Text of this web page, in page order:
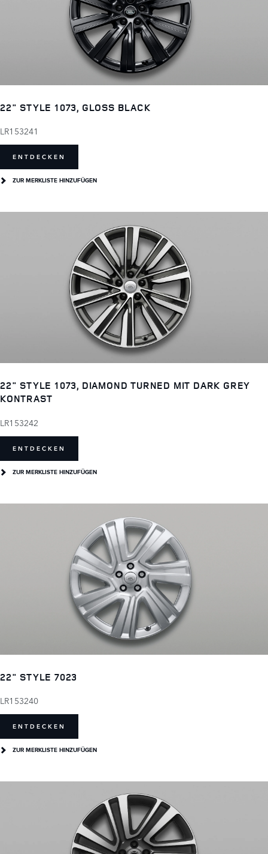
22" STYLE 1073, GLOSS BLACK
LR153241
ENTDECKEN
ZUR MERKLISTE HINZUFÜGEN
22" STYLE 1073, DIAMOND TURNED MIT DARK GREY
KONTRAST
LR153242
ENTDECKEN
ZUR MERKLISTE HINZUFÜGEN
22" STYLE 7023
LR153240
ENTDECKEN
ZUR MERKLISTE HINZUFÜGEN